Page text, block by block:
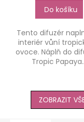
Do košíku
Tento difuzér
interiér vůní
ovoce. Náplň do
Tropic
ZOBRAZIT